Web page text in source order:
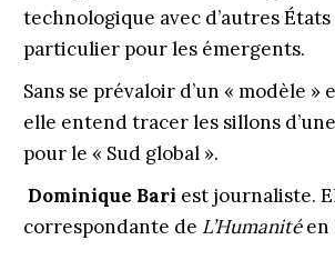
technologique avec ­d’autres États
particulier pour les émergents.
Sans se prévaloir d’un « modèle »
elle entend tracer les sillons
pour le « Sud global ».
Dominique Bari est journaliste.
correspondante de L’Humanitéen